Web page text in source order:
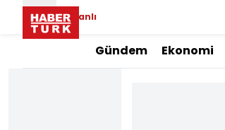
Canlı
Gündem Ekonomi